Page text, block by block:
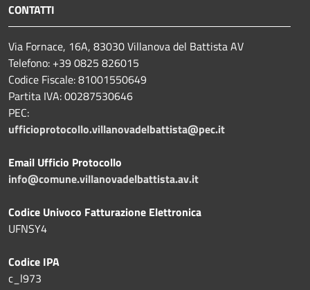
CONTATTI
Via Fornace, 16A, 83030 Villanova del Battista AV
Telefono: +39 0825 826015
Codice Fiscale: 81001550649
Partita IVA: 00287530646
PEC:
ufficioprotocollo.villanovadelbattista@pec.it
Email Ufficio Protocollo
info@comune.villanovadelbattista.av.it
Codice Univoco Fatturazione Elettronica
UFNSY4
Codice IPA
c_l973